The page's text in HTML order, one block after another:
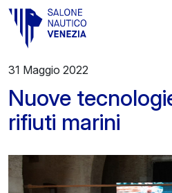
Vai al contenuto principale
31 Maggio 2022
Nuove
rifiuti marini